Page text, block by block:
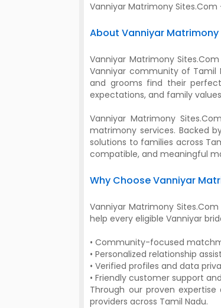
Vanniyar Matrimony
About Vanniyar
Vanniyar Matrimony
Vanniyar community of Tamil
and grooms find their
expectations, and family
Vanniyar Matrimony
matrimony services. Backed
solutions to families across
compatible, and meaningful
Why Choose Vanniyar
Vanniyar Matrimony
help every eligible Vanniyar
• Community-focused
• Personalized relationship
• Verified profiles and data
• Friendly customer support
Through our proven
providers across Tamil Nadu.